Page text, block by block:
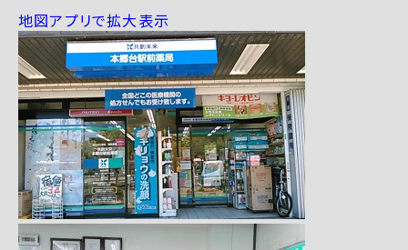
地図アプリで拡大表示